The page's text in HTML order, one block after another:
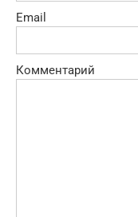
Email
Комментарий